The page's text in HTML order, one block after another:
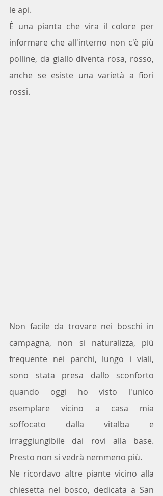
le api.
È una pianta che vira il colore per
informare che all'interno non c'è più
polline, da giallo diventa rosa, rosso,
anche se esiste una varietà a fiori
rossi.
Non facile da trovare nei boschi in
campagna, non si naturalizza, più
frequente nei parchi, lungo i viali,
sono stata presa dallo sconforto
quando oggi ho visto l'unico
esemplare vicino a casa mia
soffocato dalla vitalba e
irraggiungibile dai rovi alla base.
Presto non si vedrà nemmeno più.
Ne ricordavo altre piante vicino alla
chiesetta nel bosco, dedicata a San